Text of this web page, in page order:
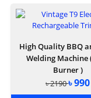
High Quality BBQ
Welding Machine
Burner )
৳ 2190৳ 990